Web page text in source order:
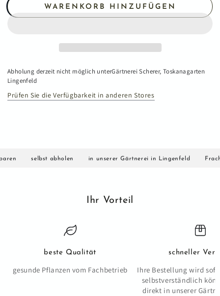
WARENKORB HINZUFÜGEN
Abholung derzeit nicht möglich unterGärtnerei Scherer, Toskanagarten
Lingenfeld
Prüfen Sie die Verfügbarkeit in anderen Stores
selbst abholen in unserer Gärtnerei in Lingenfeld
Ihr Vorteil
beste Qualität
gesunde Pflanzen vom Fachbetrieb
schneller
Ihre Bestellung wird
selbstverständlich
direkt in unserer